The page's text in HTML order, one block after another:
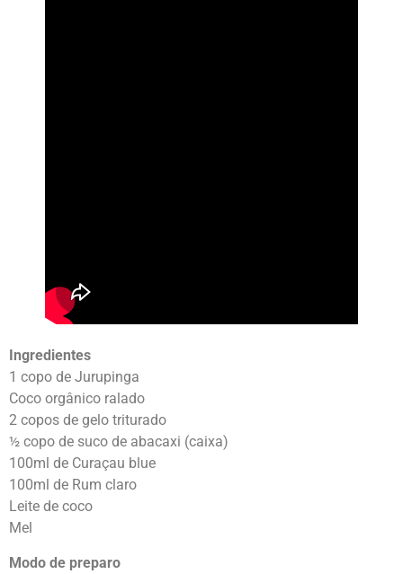
Ingredientes
1 copo de Jurupinga
Coco orgânico ralado
2 copos de gelo triturado
½ copo de suco de abacaxi (caixa)
100ml de Curaçau blue
100ml de Rum claro
Leite de coco
Mel
Modo de preparo